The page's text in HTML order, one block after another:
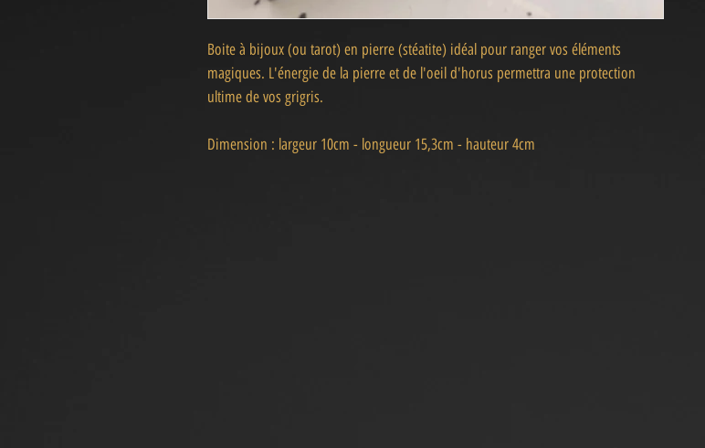
Boite à bijoux (ou tarot) en pierre (stéatite) idéal pour ranger vos éléments
magiques. L'énergie de la pierre et de l'oeil d'horus permettra une protection
ultime de vos grigris.
Dimension : largeur 10cm - longueur 15,3cm - hauteur 4cm